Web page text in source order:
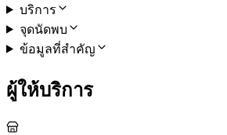
บริการ
จุดนัดพบ
ข้อมูลที่สำคัญ
ผู้ให้บริการ